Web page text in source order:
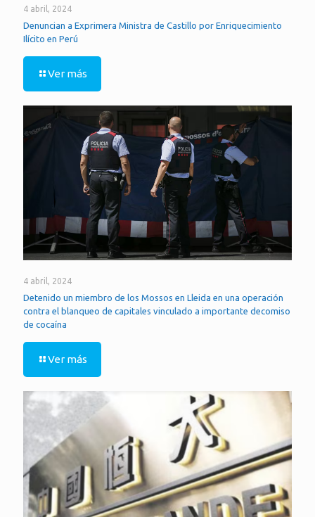
4 abril, 2024
Denuncian a Exprimera Ministra de Castillo por Enriquecimiento
Ilícito en Perú
Ver más
4 abril, 2024
Detenido un miembro de los Mossos en Lleida en una operación
contra el blanqueo de capitales vinculado a importante decomiso
de cocaína
Ver más